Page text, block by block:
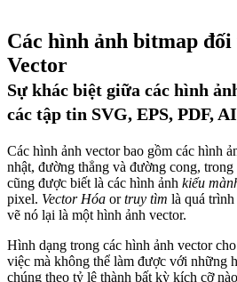
Các hình ảnh bitmap
Vector
Sự khác biệt giữa các hình
các tập tin SVG, EPS, PDF,
Các hình ảnh vector bao gồm các hình
nhật, đường thẳng và đường cong,
cũng được biết là các hình ảnh kiểu
pixel. Vector Hóa ortruy tìm là quá
vẽ nó lại là một hình ảnh vector.
Hình dạng trong các hình ảnh vector
việc mà không thể làm được với những
chúng theo tỷ lệ thành bất kỳ kích cỡ